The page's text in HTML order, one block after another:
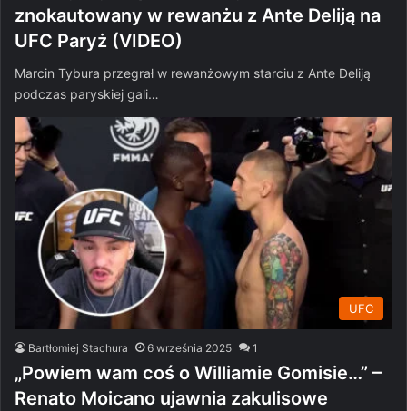
znokautowany w rewanżu z Ante Deliją na
UFC Paryż (VIDEO)
Marcin Tybura przegrał w rewanżowym starciu z Ante Deliją
podczas paryskiej gali…
UFC
Bartłomiej Stachura 6 września 2025 1
„Powiem wam coś o Williamie Gomisie…” –
Renato Moicano ujawnia zakulisowe